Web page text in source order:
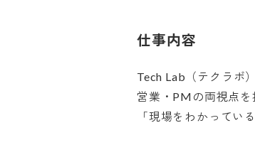
仕事内容
Tech Lab（テクラボ
営業・PMの両視点を
「現場をわかってい